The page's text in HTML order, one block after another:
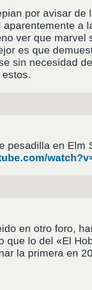
por avisar de
a
ver que marvel
es que
sin necesidad
pesadilla en Elm
en otro foro,
que lo del «El
la primera en